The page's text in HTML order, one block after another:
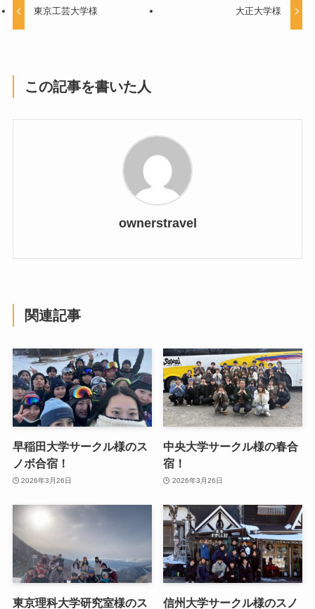
東京工芸大学様 大正大学様
この記事を書いた人
ownerstravel
関連記事
早稲田大学サークル様のス
ノボ合宿！
2026年3月26日
中央大学サークル様の春合
宿！
2026年3月26日
東京理科大学研究室様のス 信州大学サークル様のスノ